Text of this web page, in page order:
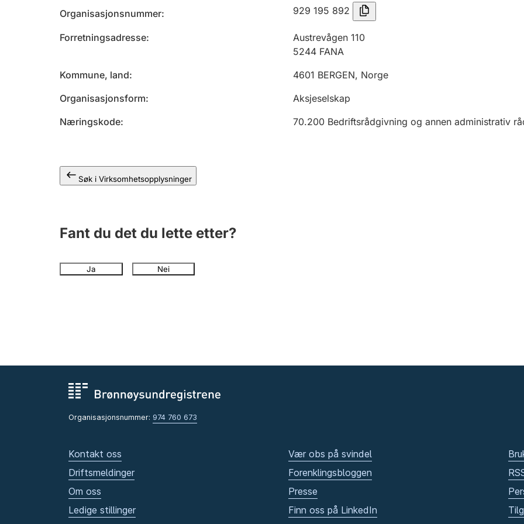
Organisasjonsnummer 929 195 892
Forretningsadresse
Austrevågen 110
5244 FANA
Kommune, land
4601 BERGEN, Norge
Organisasjonsform
Aksjeselskap
Næringskode
70.200 Bedriftsrådgivning og annen administrativ
Søk i Virksomhetsopplysninger
Fant du det du lette etter?
Ja Nei
Organisasjonsnummer: 974 760 673
Kontakt oss
Driftsmeldinger
Om oss
Ledige stillinger
Vær obs på svindel
Forenklingsbloggen
Presse
Finn oss på LinkedIn